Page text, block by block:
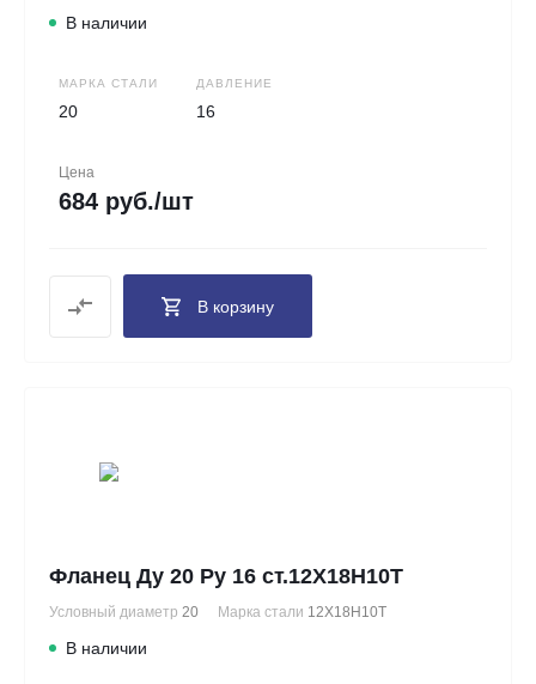
В наличии
МАРКА СТАЛИ
20
ДАВЛЕНИЕ
16
Цена
684 руб./шт
В корзину
Фланец Ду 20 Ру 16 ст.12Х18Н10Т
Условный диаметр 20 Марка стали 12Х18Н10Т
В наличии